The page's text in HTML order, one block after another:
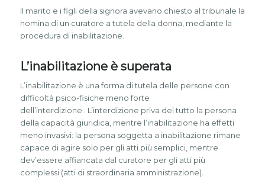
Il marito e i figli della signora avevano chiesto al tribunale la
nomina di un curatore a tutela della donna, mediante la
procedura di inabilitazione.
L’inabilitazione è superata
L’inabilitazione è una forma di tutela delle persone con
difficoltà psico-fisiche meno forte
dell’interdizione. L’interdizione priva del tutto la persona
della capacità giuridica, mentre l’inabilitazione ha effetti
meno invasivi: la persona soggetta a inabilitazione rimane
capace di agire solo per gli atti più semplici, mentre
dev’essere affiancata dal curatore per gli atti più
complessi (atti di straordinaria amministrazione).